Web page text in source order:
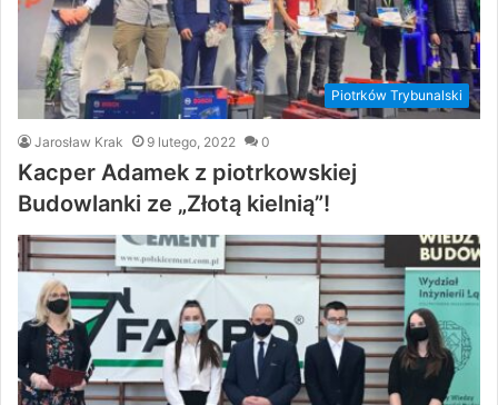
Piotrków Trybunalski
Jarosław Krak 9 lutego, 2022 0
Kacper Adamek z piotrkowskiej
Budowlanki ze „Złotą kielnią”!